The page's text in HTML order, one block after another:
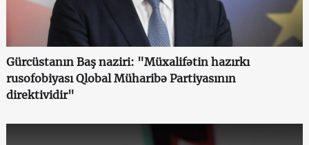
Gürcüstanın Baş naziri: "Müxalifətin hazırkı
rusofobiyası Qlobal Müharibə Partiyasının
direktividir"